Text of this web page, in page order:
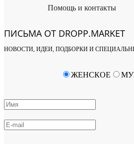
Помощь и контакты
ПИСЬМА ОТ DROPP.MARKET
НОВОСТИ, ИДЕИ, ПОДБОРКИ И
ЖЕНСКОЕ